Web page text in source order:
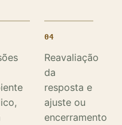
04
Reavaliação
da
resposta e
ajuste ou
encerramento